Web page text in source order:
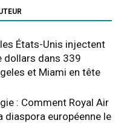
États-Unis injectent
dollars dans 339
et Miami en tête
: Comment Royal Air
diaspora européenne le